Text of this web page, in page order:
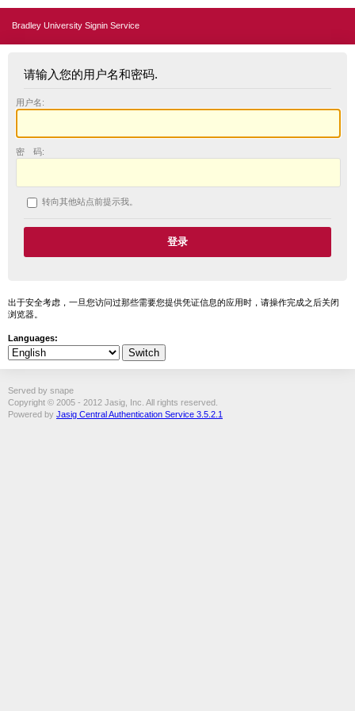
Bradley University Signin Service
请输入您的用户名和密码.
用户名:
密 码:
转向其他站点前提示我。
出于安全考虑，一旦您访问过那些需要您提供凭证信息的应用时，请操作完成之后关闭
浏览器。
Languages:
Served by snape
Copyright © 2005 - 2012 Jasig, Inc. All rights reserved.
Powered by Jasig Central Authentication Service 3.5.2.1